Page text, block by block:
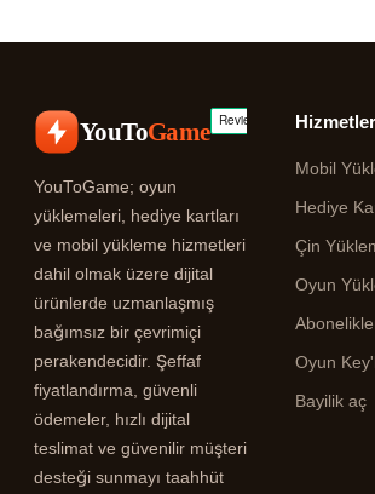
YouToGame
YouToGame; oyun
yüklemeleri, hediye kartları
ve mobil yükleme hizmetleri
dahil olmak üzere dijital
ürünlerde uzmanlaşmış
bağımsız bir çevrimiçi
perakendecidir. Şeffaf
fiyatlandırma, güvenli
ödemeler, hızlı dijital
teslimat ve güvenilir müşteri
desteği sunmayı taahhüt
Hizmetler
Mobil
Hediye
Çin
Oyun
Oyun
Bayilik aç